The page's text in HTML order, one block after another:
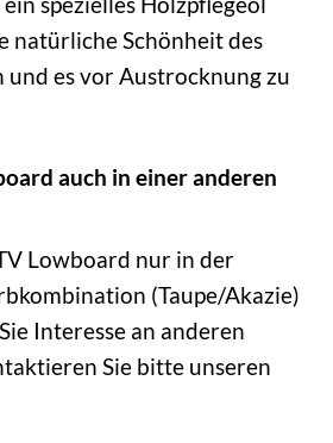
natürliche Schönheit des
und es vor Austrocknung zu
auch in einer anderen
Lowboard nur in der
(Taupe/Akazie)
Interesse an anderen
Sie bitte unseren